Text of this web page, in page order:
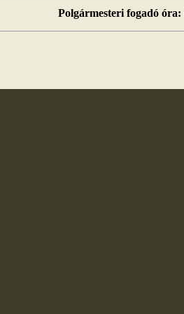
Polgármesteri fogadó óra: